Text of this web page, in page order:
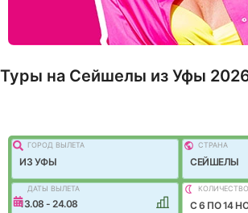
Туры на Сейшелы из Уфы
ГОРОД ВЫЛEТА
ИЗ УФЫ
СТРАНА
СЕЙШЕЛЫ
ДАТЫ ВЫЛЕТА
13.08 - 24.08 C 6 ПО 14